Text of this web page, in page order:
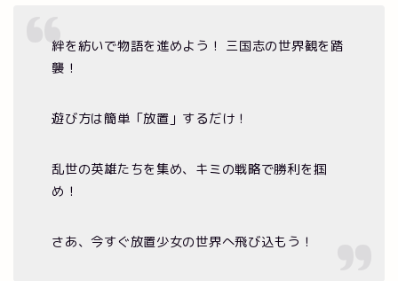
絆を紡いで物語を進めよう！ 三国志の世界観を踏
襲！
遊び方は簡単「放置」するだけ！
乱世の英雄たちを集め、キミの戦略で勝利を掴
め！
さあ、今すぐ放置少女の世界へ飛び込もう！